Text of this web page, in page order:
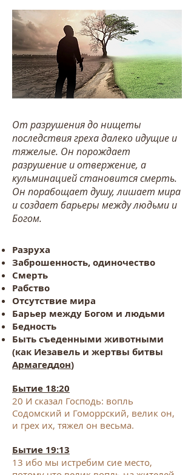
От разрушения до нищеты
последствия греха далеко идущие и
тяжелые. Он порождает
разрушение и отвержение, а
кульминацией становится смерть.
Он порабощает душу, лишает мира
и создает барьеры между людьми и
Богом.
Разруха
Заброшенность, одиночество
Смерть
Рабство
Отсутствие мира
Барьер между Богом и людьми
Бедность
Быть съеденными животными
(как Иезавель и жертвы битвы
Армагеддон)
​Бытие 18:20
20 И сказал Господь: вопль
Содомский и Гоморрский, велик он,
и грех их, тяжел он весьма.
Бытие 19:13
13 ибо мы истребим сие место,